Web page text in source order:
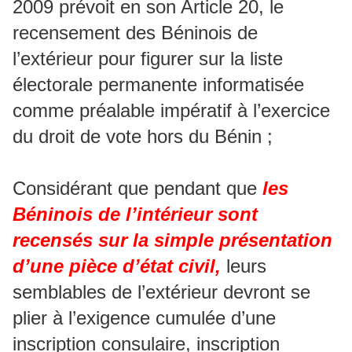
2009 prévoit en son Article 20, le
recensement des Béninois de
l’extérieur pour figurer sur la liste
électorale permanente informatisée
comme préalable impératif à l’exercice
du droit de vote hors du Bénin ;
Considérant que pendant que les
Béninois de l’intérieur sont
recensés sur la simple présentation
d’une pièce d’état civil, leurs
semblables de l’extérieur devront se
plier à l’exigence cumulée d’une
inscription consulaire, inscription